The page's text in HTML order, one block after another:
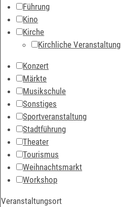
Führung
Kino
Kirche
Kirchliche Veranstaltung
Konzert
Märkte
Musikschule
Sonstiges
Sportveranstaltung
Stadtführung
Theater
Tourismus
Weihnachtsmarkt
Workshop
Veranstaltungsort